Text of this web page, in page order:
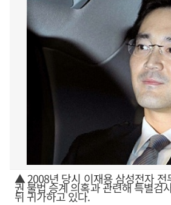
▲ 2008년 당시 이재용 삼성전자 전
권 불법 승계 의혹과 관련해 특별검
뒤 귀가하고 있다.